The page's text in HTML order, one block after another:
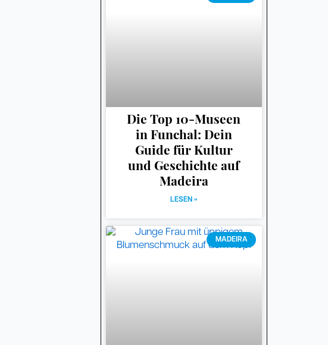
Die Top 10-Museen
in Funchal: Dein
Guide für Kultur
und Geschichte auf
Madeira
LESEN »
MADEIRA